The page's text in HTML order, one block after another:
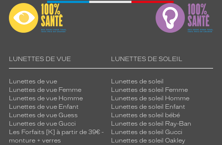
LUNETTES DE VUE
Lunettes de vue
Lunettes de vue Femme
Lunettes de vue Homme
Lunettes de vue Enfant
Lunettes de vue Guess
Lunettes de vue Gucci
Les Forfaits [K] à partir de 39€ -
monture + verres
LUNETTES DE SOLEIL
Lunettes de soleil
Lunettes de soleil Femme
Lunettes de soleil Homme
Lunettes de soleil Enfant
Lunettes de soleil bébé
Lunettes de soleil Ray-Ban
Lunettes de soleil Gucci
Lunettes de soleil Oakley